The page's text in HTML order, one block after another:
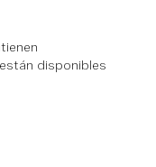
disponibles